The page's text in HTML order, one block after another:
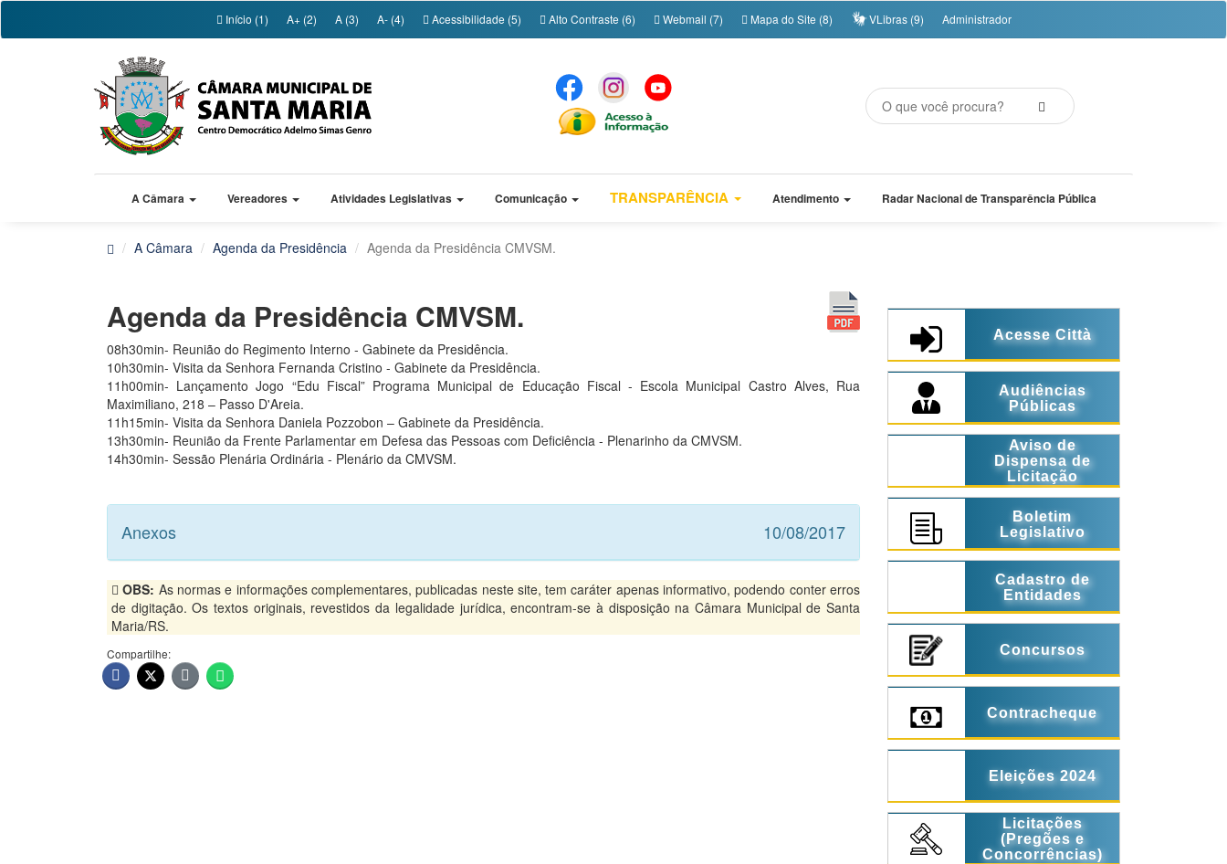
Início (1) A+ (2) A (3) A- (4) Acessibilidade (5) Alto Contraste (6) Webmail (7) Mapa do Site (8) VLibras (9) Administrador
A Câmara Vereadores Atividades Legislativas Comunicação TRANSPARÊNCIA Atendimento Radar Nacional de Transparência Pública
A Câmara Agenda da Presidência Agenda da Presidência CMVSM.
Agenda da Presidência CMVSM.
08h30min- Reunião do Regimento Interno - Gabinete da Presidência.
10h30min- Visita da Senhora Fernanda Cristino - Gabinete da Presidência.
11h00min- Lançamento Jogo “Edu Fiscal” Programa Municipal de Educação Fiscal - Escola Municipal Castro Alves, Rua
Maximiliano, 218 – Passo D'Areia.
11h15min- Visita da Senhora Daniela Pozzobon – Gabinete da Presidência.
13h30min- Reunião da Frente Parlamentar em Defesa das Pessoas com Deficiência - Plenarinho da CMVSM.
14h30min- Sessão Plenária Ordinária - Plenário da CMVSM.
Anexos 10/08/2017
OBS: As normas e informações complementares, publicadas neste site, tem caráter apenas informativo, podendo conter erros
de digitação. Os textos originais, revestidos da legalidade jurídica, encontram-se à disposição na Câmara Municipal de Santa
Maria/RS.
Compartilhe:
Acesse Città
Audiências
Públicas
Aviso de
Dispensa de
Licitação
Boletim
Legislativo
Cadastro de
Entidades
Concursos
Contracheque
Eleições 2024
Licitações
(Pregões e
Concorrências)